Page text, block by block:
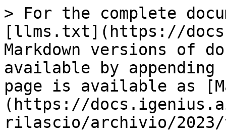
> For the complete
[llms.txt](https://
Markdown versions of
available by
page is available as
(https://
rilascio/archivio/2023/